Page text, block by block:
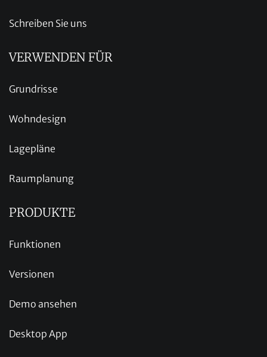
Schreiben Sie uns
VERWENDEN FÜR
Grundrisse
Wohndesign
Lagepläne
Raumplanung
PRODUKTE
Funktionen
Versionen
Demo ansehen
Desktop App